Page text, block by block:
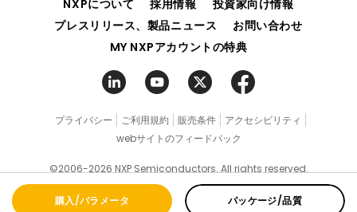
購入/パラメータ パッケージ/品質
NXPについて 採用情報
投資家向け情報
プレスリリース、製品ニュース
お問い合わせ
MY NXPアカウントの特典
プライバシー ご利用規約 販売条件
アクセシビリティ
webサイトのフィードバック
©2006-2026 NXP Semiconductors. All rights reserved.